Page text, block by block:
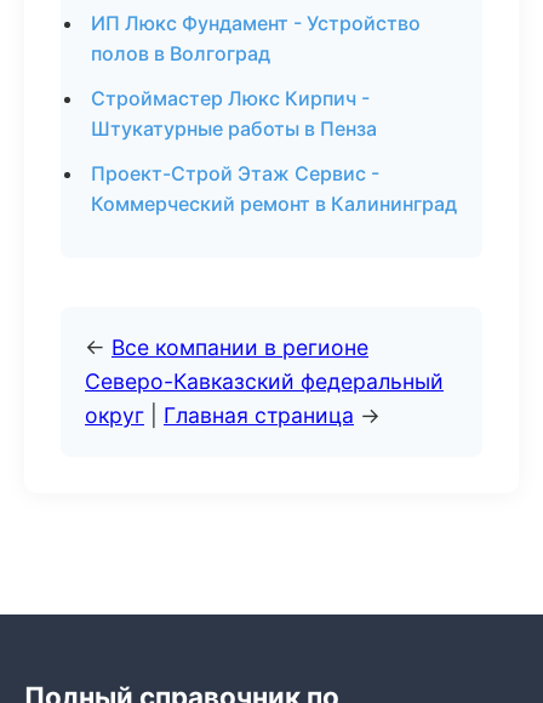
ИП Люкс Фундамент - Устройство
полов в Волгоград
Строймастер Люкс Кирпич -
Штукатурные работы в Пенза
Проект-Строй Этаж Сервис -
Коммерческий ремонт в Калининград
← Все компании в регионе
Северо-Кавказский федеральный
округ
Главная страница →
Полный справочник по